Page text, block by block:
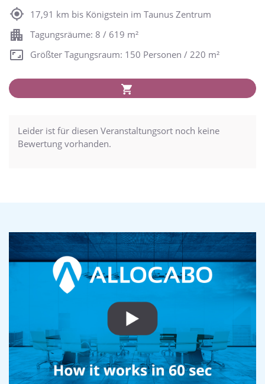
17,91 km bis Königstein im Taunus Zentrum
Tagungsräume: 8 / 619 m²
Größter Tagungsraum: 150 Personen / 220 m²
Leider ist für diesen Veranstaltungsort noch keine
Bewertung vorhanden.